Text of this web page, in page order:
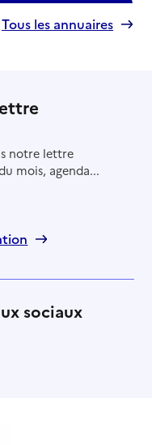
Tous les annuaires
notre lettre
mois, agenda...
sociaux